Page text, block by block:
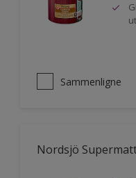
Sammenligne
Nordsjö